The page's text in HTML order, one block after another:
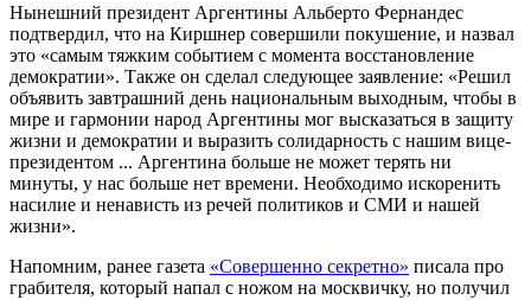
Нынешний президент Аргентины Альберто Фернандес
подтвердил, что на Киршнер совершили покушение, и назвал
это «самым тяжким событием с момента восстановление
демократии». Также он сделал следующее заявление: «Решил
объявить завтрашний день национальным выходным, чтобы в
мире и гармонии народ Аргентины мог высказаться в защиту
жизни и демократии и выразить солидарность с нашим вице-
президентом ... Аргентина больше не может терять ни
минуты, у нас больше нет времени. Необходимо искоренить
насилие и ненависть из речей политиков и СМИ и нашей
жизни».
Напомним, ранее газета «Совершенно секретно» писала про
грабителя, который напал с ножом на москвичку, но получил